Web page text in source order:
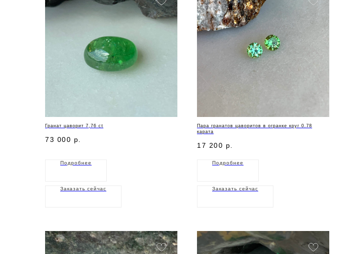
Гранат цаворит 7,76 ct
73 000 р.
Подробнее
Заказать сейчас
Пара гранатов цаворитов в огранке круг 0.78
карата
17 200 р.
Подробнее
Заказать сейчас